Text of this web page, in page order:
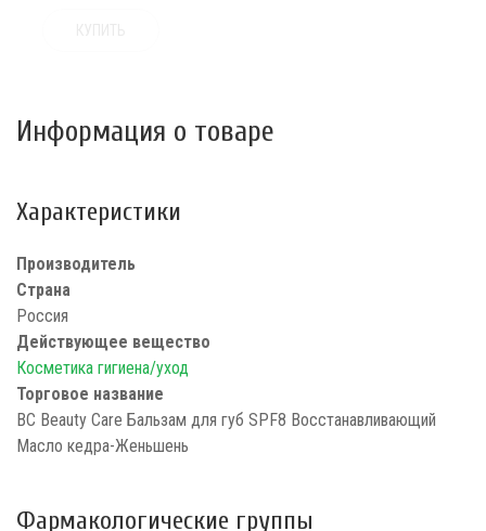
Информация о товаре
Характеристики
Производитель
Страна
Россия
Действующее вещество
Косметика гигиена/уход
Торговое название
BC Beauty Care Бальзам для губ SPF8 Восстанавливающий
Масло кедра-Женьшень
Фармакологические группы